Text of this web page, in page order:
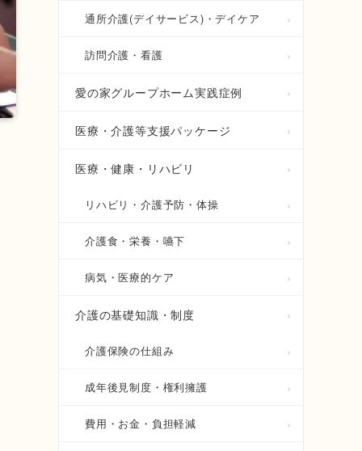
通所介護(デイサービス)・デイケア
訪問介護・看護
愛の家グループホーム実践症例
医療・介護等支援パッケージ
医療・健康・リハビリ
リハビリ・介護予防・体操
介護食・栄養・嚥下
病気・医療的ケア
介護の基礎知識・制度
介護保険の仕組み
成年後見制度・権利擁護
費用・お金・負担軽減